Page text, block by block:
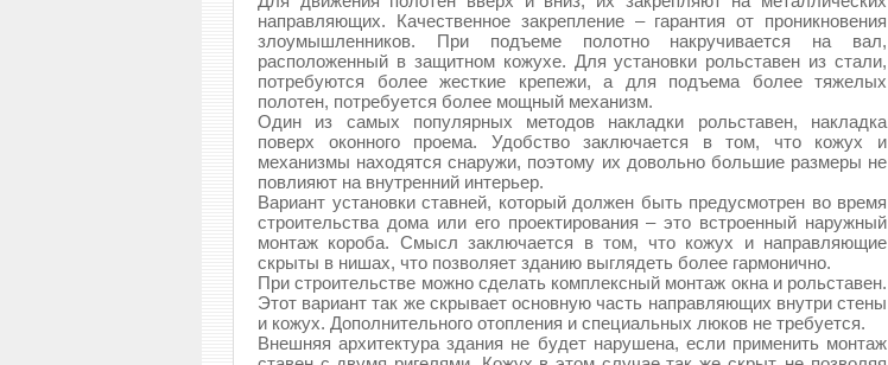
направляющих. Качественное закрепление – гарантия от проникновения
злоумышленников. При подъеме полотно накручивается на вал,
расположенный в защитном кожухе. Для установки рольставен из стали,
потребуются более жесткие крепежи, а для подъема более тяжелых
полотен, потребуется более мощный механизм.
Один из самых популярных методов накладки рольставен, накладка
поверх оконного проема. Удобство заключается в том, что кожух и
механизмы находятся снаружи, поэтому их довольно большие размеры не
повлияют на внутренний интерьер.
Вариант установки ставней, который должен быть предусмотрен во время
строительства дома или его проектирования – это встроенный наружный
монтаж короба. Смысл заключается в том, что кожух и направляющие
скрыты в нишах, что позволяет зданию выглядеть более гармонично.
При строительстве можно сделать комплексный монтаж окна и рольставен.
Этот вариант так же скрывает основную часть направляющих внутри стены
и кожух. Дополнительного отопления и специальных люков не требуется.
Внешняя архитектура здания не будет нарушена, если применить монтаж